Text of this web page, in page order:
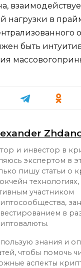
нагрузки в
быть
и инвестор в
экспертом в
пишу статьи о
участником
в
знания и
чтобы помочь
аспекты